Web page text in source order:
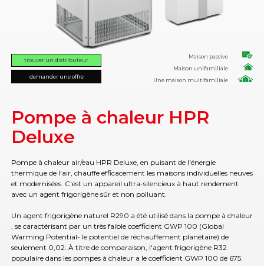
Pompe à chaleur HPR
Deluxe
Pompe à chaleur air/eau HPR Deluxe, en puisant de l'énergie
thermique de l'air, chauffe efficacement les maisons individuelles neuves
et modernisées. C'est un appareil ultra-silencieux à haut rendement
avec un agent frigorigène sûr et non polluant.
Un agent frigorigène naturel R290 a été utilisé dans la pompe à chaleur
, se caractérisant par un très faible coefficient GWP 100 (Global
Warming Potential- le potentiel de réchauffement planétaire) de
seulement 0,02. À titre de comparaison, l'agent frigorigène R32
populaire dans les pompes à chaleur a le coefficient GWP 100 de 675.
trouver un distributeur
demander une offre
Maison passive
Maison unifamiliale
Une maison multifamiliale